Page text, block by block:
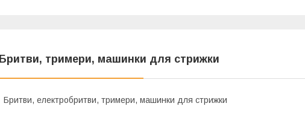
Бритви, тримери, машинки для стрижки
Бритви, електробритви, тримери, машинки для стрижки